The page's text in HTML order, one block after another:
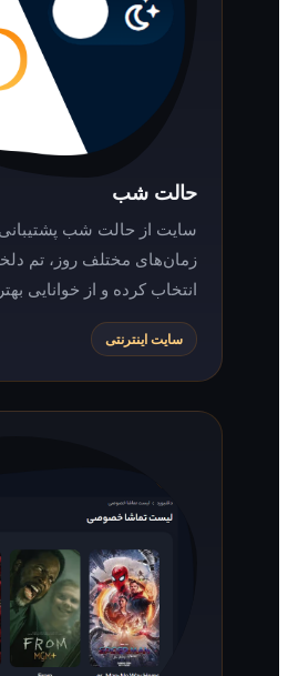
حالت شب
سایت از حالت شب پشتیبانی می‌کند؛ در
زمان‌های مختلف روز، تم دلخواه خود را
انتخاب کرده و از خوانایی بهتر لذت ببرید.
سایت اینترنتی